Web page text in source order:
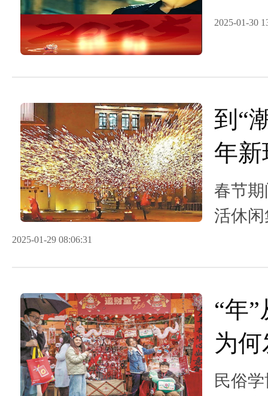
到广
2025-01-30
到“
年新
庆气
春节
活休
2025-01-29 08:06:31
“​年
为
民俗